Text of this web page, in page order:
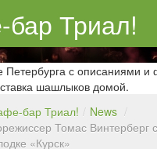
Триал!
Петербурга с описаниями
шашлыков домой.
бар Триал! / News /
Томас
«Курск»